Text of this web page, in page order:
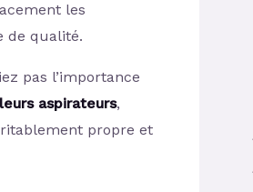
les
de qualité.
pas l’importance
aspirateurs,
propre et